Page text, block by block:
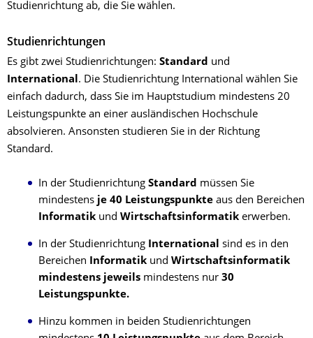
Studienrichtung ab, die Sie wählen.
Studienrichtungen
Es gibt zwei Studienrichtungen: Standard und
International . Die Studienrichtung International wählen Sie
einfach dadurch, dass Sie im Hauptstudium mindestens 20
Leistungspunkte an einer ausländischen Hochschule
absolvieren. Ansonsten studieren Sie in der Richtung
Standard.
In der Studienrichtung Standard müssen Sie
mindestens je 40 Leistungspunkte aus den Bereichen
Informatik und Wirtschaftsinformatik erwerben.
In der Studienrichtung International sind es in den
Bereichen
Informatik und Wirtschaftsinformatik
mindestens jeweils mindestens nur 30
Leistungspunkte.
Hinzu kommen in beiden Studienrichtungen